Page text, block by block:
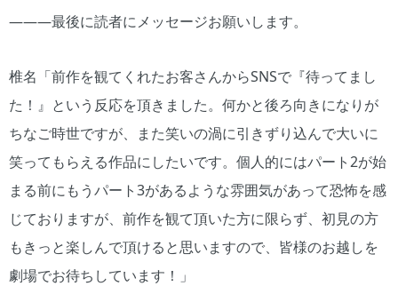
―――最後に読者にメッセージお願いします。
椎名「前作を観てくれたお客さんからSNSで『待ってまし
た！』という反応を頂きました。何かと後ろ向きになりが
ちなご時世ですが、また笑いの渦に引きずり込んで大いに
笑ってもらえる作品にしたいです。個人的にはパート2が始
まる前にもうパート3があるような雰囲気があって恐怖を感
じておりますが、前作を観て頂いた方に限らず、初見の方
もきっと楽しんで頂けると思いますので、皆様のお越しを
劇場でお待ちしています！」